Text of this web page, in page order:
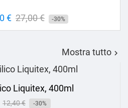
€ Prezzo
base
27,00 € -30%
Mostra tutto 
Liquitex, 400ml
Prezzo
12,40 € -30%